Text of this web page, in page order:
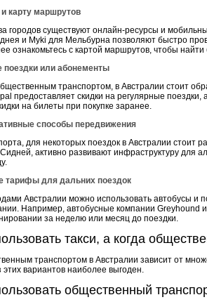
карту маршрутов
городов существуют онлайн-ресурсы и
и Myki для Мельбурна позволяют быстро
ознакомьтесь с картой маршрутов, чтобы
поездки или абонементы
транспортом, в Австралии стоит
предоставляет скидки на регулярные
на билеты при покупке заранее.
способы передвижения
для некоторых поездок в Австралии стоит
активно развивают инфраструктуру для
тарифы для дальних поездок
Австралии можно использовать автобусы и
Например, автобусные компании Greyhound
за неделю или месяц до поездки.
такси, а когда
транспортом в Австралии зависит от
этих вариантов наиболее выгоден.
общественный